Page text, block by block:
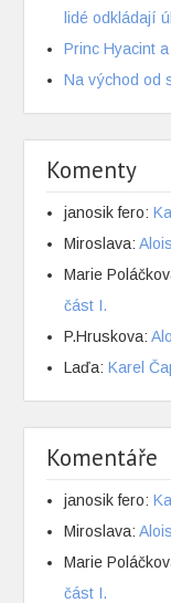
lidé odkládají
Princ Hyacint
Na východ od
Komenty
janosik fero:
Miroslava:
Marie
část I.
P.Hruskova:
Laďa:Karel
Komentáře
janosik fero:
Miroslava:
Marie
část I.